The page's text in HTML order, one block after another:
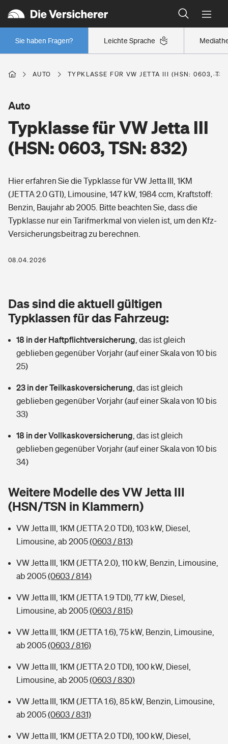
Leichte Sprache
Sie haben Fragen?
Wer versichert was: Jetzt Versicherer finden
Regionalklassen: So ist Ihre Region eingestuft
Wer versichert was: Jetzt Versicherer finden
Berufsunfähigkeitsversicherung
Erwerbsunfähigkeitsversicherung
Grundfähigkeitsversicherung
Arbeitsrechtsschutz
Berufshaftpflichtversicherung
Zur Übersicht
Tools
Wer versichert was: Jetzt Versicherer finden
Sie haben Fragen?
Wohnen
Elementarversicherung
Glasversicherung
Mietkautionsversicherung
Restkreditversicherung
Zur Übersicht
Tools
Wer versichert was: Jetzt Versicherer finden
Sie haben Fragen?
Freizeit
Pri­vate Haft­pflicht­
Kinderunfall­ver­si­che­rung
Kinderinvalidität
Hundehalter-Haftpflicht
Handyversicherung
Musikinstrumentenversicherung
Zur Übersicht
Kinderunfall-Check: Mehr Sicherheit für deine Kids
Typklassen: So ist Ihr Auto eingestuft
Gesundheit
Private Krankenversicherung
Dread-Disease-Versicherung
Tierkrankenversicherung
Zur Übersicht
Tools
Wer versichert was: Jetzt Versicherer finden
Sie haben Fragen?
Rentenrechner: Wie viel Geld bekomme ich im Alter?
AUTO TYPKLASSE FÜR VW JETTA III (HSN: 0603,
Typklasse für VW Jetta III
(HSN: 0603, TSN: 832)
Auto
Hier erfahren Sie die Typklasse für VW Jetta III, 1KM
(JETTA 2.0 GTI), Limousine, 147 kW, 1984 ccm, Kraftstoff:
Benzin, Baujahr ab 2005. Bitte beachten Sie, dass die
Typklasse nur ein Tarifmerkmal von vielen ist, um den Kfz-
Versicherungsbeitrag zu berechnen.
08.04.2026
Das sind die aktuell gültigen
Typklassen für das Fahrzeug:
18 in der Haftpflichtversicherung das ist gleich
geblieben gegenüber Vorjahr (auf einer Skala von 10 bis
25)
23 in der Teilkaskoversicherung das ist gleich
geblieben gegenüber Vorjahr (auf einer Skala von 10 bis
33)
18 in der Vollkaskoversicherung das ist gleich
geblieben gegenüber Vorjahr (auf einer Skala von 10 bis
34)
Weitere Modelle des VW Jetta III
(HSN/TSN in Klammern)
VW Jetta III, 1KM (JETTA 2.0 TDI), 103 kW, Diesel,
Limousine, ab 2005(0603 / 813)
VW Jetta III, 1KM (JETTA 2.0), 110 kW, Benzin, Limousine,
ab 2005(0603 / 814)
VW Jetta III, 1KM (JETTA 1.9 TDI), 77 kW, Diesel,
Limousine, ab 2005(0603 / 815)
VW Jetta III, 1KM (JETTA 1.6), 75 kW, Benzin, Limousine,
ab 2005(0603 / 816)
VW Jetta III, 1KM (JETTA 2.0 TDI), 100 kW, Diesel,
Limousine, ab 2005(0603 / 830)
VW Jetta III, 1KM (JETTA 1.6), 85 kW, Benzin, Limousine,
ab 2005(0603 / 831)
VW Jetta III, 1KM (JETTA 2.0 TDI), 100 kW, Diesel,